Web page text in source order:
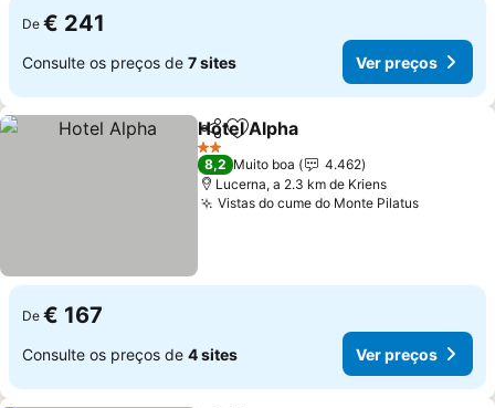
De € 241
Consulte os preços de 7 sites Ver preços
PartilharAdicionar aos favoritos
Hotel Alpha
2 Estrelas
8,2 Muito boa
4.462
Lucerna, a 2.3 km de Kriens
Vistas do cume do Monte PilatusVer
De € 167
Consulte os preços de 4 sites Ver preços